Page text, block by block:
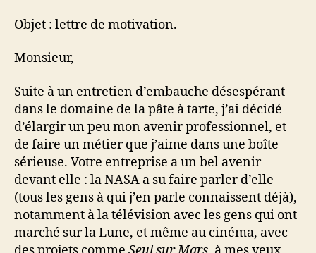
Objet : lettre de motivation.
Monsieur,
Suite à un entretien d’embauche désespérant
dans le domaine de la pâte à tarte, j’ai décidé
d’élargir un peu mon avenir professionnel, et
de faire un métier que j’aime dans une boîte
sérieuse. Votre entreprise a un bel avenir
devant elle : la NASA a su faire parler d’elle
(tous les gens à qui j’en parle connaissent déjà),
notamment à la télévision avec les gens qui ont
marché sur la Lune, et même au cinéma, avec